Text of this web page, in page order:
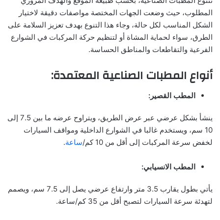
المطلوب، حيث وضعت الجهات المختصة مواصفات دقيقة لاختيار
الشكل المناسب لكل حالة، وجاء هذا التنوع بهدف تعزيز السلامة على
الطرق، سواء لحماية المشاة أو لتنظيم حركة المركبات في الشوارع
الفرعية والتقاطعات والمناطق الحساسة.
أنواع المطبات الصناعية المعتمدة:
المطب القصير:
ينشأ بشكل عرضي عبر عرض الطريق، ويتراوح عرضه ما بين 7.5 إلى
10 سم، ويستخدم غالبا في الشوارع الداخلية ومواقف السيارات
لخفض سرعة المركبات إلى أقل من 10 كم/
ساعة.
المطب الانسيابي:
يأتي بطول يقارب 3.5 متر وارتفاع عرضي يصل إلى 7.5 سم، ويصمم
لتهدئة سرعة السيارات لتصبح أقل من 35 كم/ساعة.